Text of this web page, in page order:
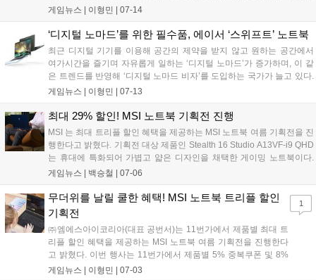
기회다. 오는 30일까지 마이크로소프트와의 협업을 통해 운영되는 이번
컨버...
게임뉴스 | 이형민 | 07-14
‘디지털 노마드’를 위한 필수품, 에이서 ‘스위프트’ 노트북
최근 디지털 기기를 이용해 공간의 제약을 받지 않고 원하는 공간에서
여가시간을 즐기며 자유롭게 일하는 ‘디지털 노마드’가 증가하며, 이 같
은 트렌드를 반영해 ‘디지털 노마드 비자’를 도입하는 국가가 늘고 있다.
본격적인 휴가철을 맞아 디지털 노마드를 꿈꾼다면 메일링부터 사무작
비즈니스 노...
게임뉴스 | 이형민 | 07-13
최대 29% 할인! MSI 노트북 기획전 진행
MSI 는 최대 트리플 할인 혜택을 제공하는 MSI 노트북 여름 기획전을 진
행한다고 밝혔다. 기획전 대상 제품인 Stealth 16 Studio A13VF-i9 QHD
는 휴대에 특화되어 가볍고 얇은 디자인을 채택한 게이밍 노트북이다.
최대 인텔 코어 i9-13900H 및 엔비디아 스튜디오를 지원하는 RTX
하고 부드러운 화면을 구현한다....
게임뉴스 | 백승철 | 07-06
무더위를 날릴 쿨한 혜택! MSI 노트북 트리플 할인
기획전
㈜엠에스아이코리아(대표 공번서)는 11번가에서 제품별 최대 트
리플 할인 혜택을 제공하는 MSI 노트북 여름 기획전을 진행한다
고 밝혔다. 이번 행사는 11번가에서 제품별 5% 중복쿠폰 및 8%
즉시할인, 5% 카드할인 등 최대 트리플 할인 혜택을 제공한다. 여
게임뉴스 | 이형민 | 07-03
1